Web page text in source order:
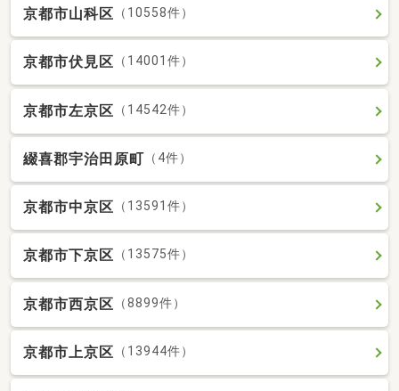
京都市山科区 （10558件）
京都市伏見区 （14001件）
京都市左京区 （14542件）
綴喜郡宇治田原町 （4件）
京都市中京区 （13591件）
京都市下京区 （13575件）
京都市西京区 （8899件）
京都市上京区 （13944件）